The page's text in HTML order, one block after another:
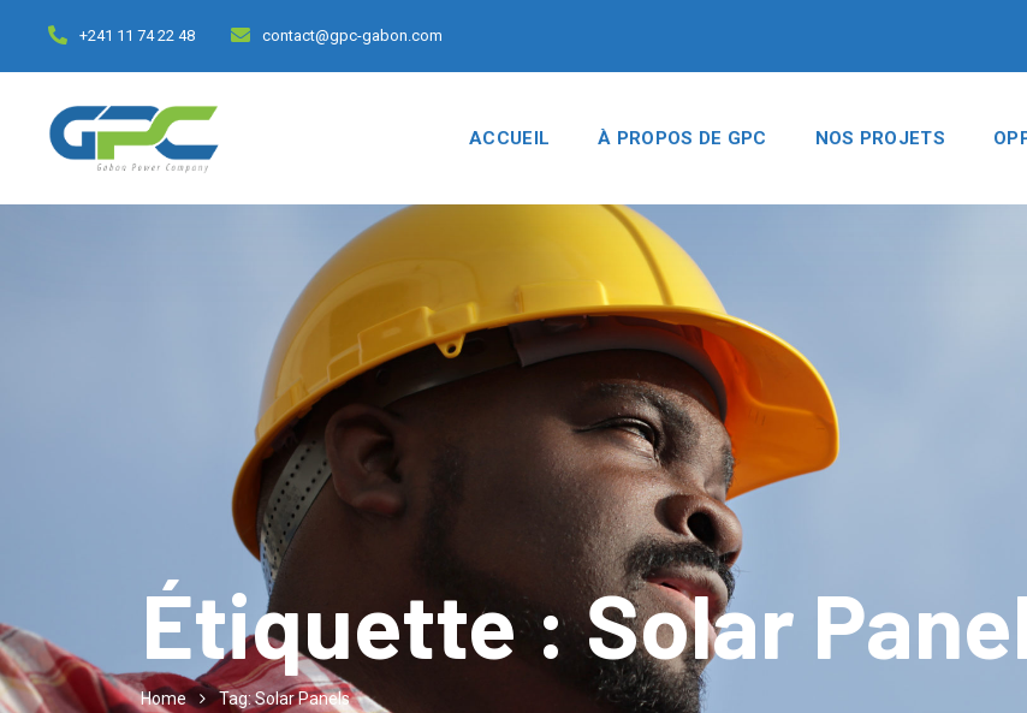
+241 11 74 22 48 contact@gpc-gabon.com
ACCUEIL À PROPOS DE GPC NOS PROJETS
Étiquette :Solar
Home Tag: Solar Panels